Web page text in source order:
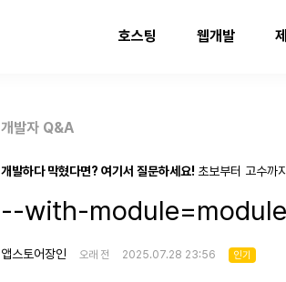
호스팅 웹개발
개발자 Q&A
개발하다 막혔다면? 여기서 질문하세요! 초보부터 고수까
--with-
앱스토어장인 오래 전 2025.07.28 23:56 인기